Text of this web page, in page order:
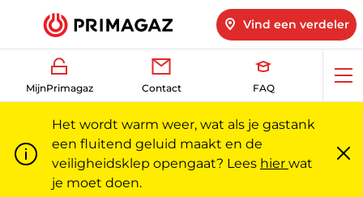
Vind een verdeler
MijnPrimagaz Contact FAQ
Het wordt warm weer, wat als je gastank
een fluitend geluid maakt en de
veiligheidsklep opengaat? Lees hier wat
je moet doen.